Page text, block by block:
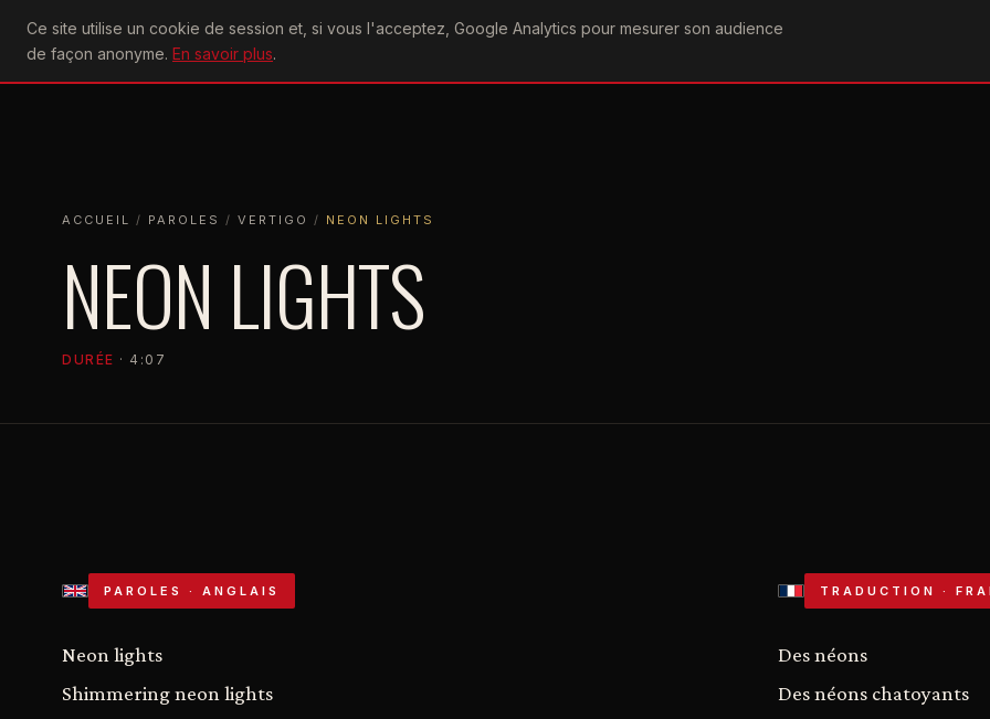
Ce site utilise un cookie de session et, si vous l'acceptez, Google Analytics pour mesurer son audience
de façon anonyme. En savoir plus.
U2achtung
ACCUEIL
ACTU CONCERTS DISCOGRAPHIEPAROLESVIDÉOGRAPHIEFORUMS
ACCUEIL / PAROLES / VERTIGO / NEON LIGHTS
NEON LIGHTS
DURÉE · 4:07
PAROLES · ANGLAIS
Neon lights
Shimmering neon lights
TRADUCTION ·
Des néons
Des néons chatoyants